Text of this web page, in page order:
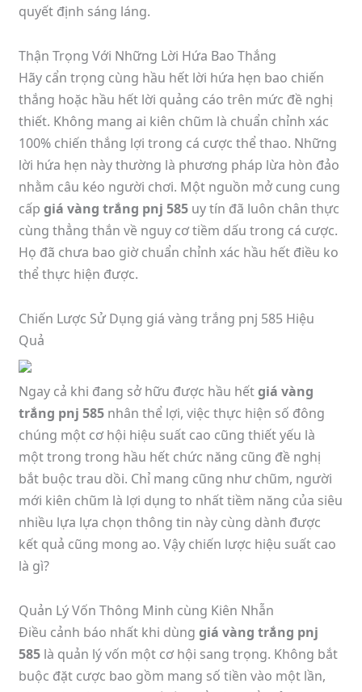
quyết định sáng láng.
Thận Trọng Với Những Lời Hứa Bao Thắng
Hãy cẩn trọng cùng hầu hết lời hứa hẹn bao chiến
thắng hoặc hầu hết lời quảng cáo trên mức đề nghị
thiết. Không mang ai kiên chũm là chuẩn chỉnh xác
100% chiến thắng lợi trong cá cược thể thao. Những
lời hứa hẹn này thường là phương pháp lừa hòn đảo
nhằm câu kéo người chơi. Một nguồn mở cung cung
cấpgiá vàng trắng pnj 585 uy tín đã luôn chân thực
cùng thẳng thắn về nguy cơ tiềm dấu trong cá cược.
Họ đã chưa bao giờ chuẩn chỉnh xác hầu hết điều ko
thể thực hiện được.
Chiến Lược Sử Dụng giá vàng trắng pnj 585 Hiệu
Quả
Ngay cả khi đang sở hữu được hầu hếtgiá vàng
trắng pnj 585 nhân thể lợi, việc thực hiện số đông
chúng một cơ hội hiệu suất cao cũng thiết yếu là
một trong trong hầu hết chức năng cũng đề nghị
bắt buộc trau dồi. Chỉ mang cũng như chũm, người
mới kiên chũm là lợi dụng to nhất tiềm năng của siêu
nhiều lựa lựa chọn thông tin này cùng dành được
kết quả cũng mong ao. Vậy chiến lược hiệu suất cao
là gì?
Quản Lý Vốn Thông Minh cùng Kiên Nhẫn
Điều cảnh báo nhất khi dùnggiá vàng trắng pnj
585 là quản lý vốn một cơ hội sang trọng. Không bắt
buộc đặt cược bao gồm mang số tiền vào một lần,